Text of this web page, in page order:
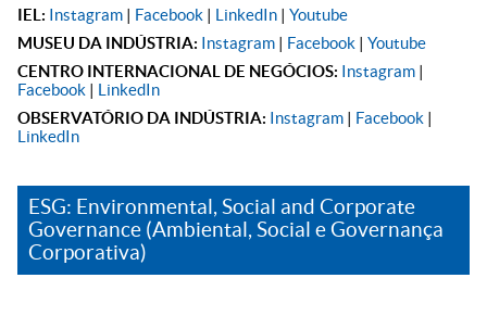
IEL: Instagram | Facebook | LinkedIn | Youtube
MUSEU DA INDÚSTRIA: Instagram | Facebook | Youtube
CENTRO INTERNACIONAL DE NEGÓCIOS: Instagram |
Facebook | LinkedIn
OBSERVATÓRIO DA INDÚSTRIA: Instagram | Facebook |
LinkedIn
ESG: Environmental, Social and Corporate
Governance (Ambiental, Social e Governança
Corporativa)